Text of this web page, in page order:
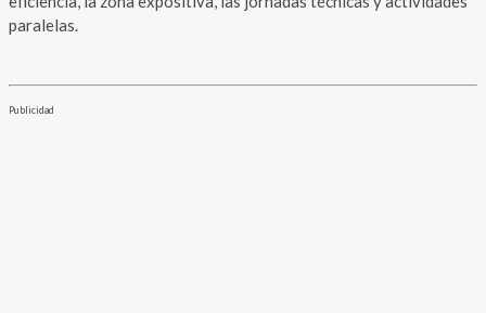
paralelas.
Publicidad